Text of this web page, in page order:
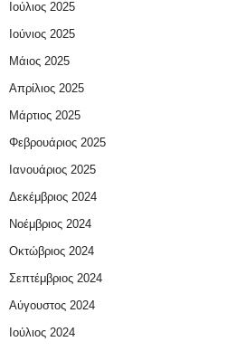
Ιούλιος 2025
Ιούνιος 2025
Μάιος 2025
Απρίλιος 2025
Μάρτιος 2025
Φεβρουάριος 2025
Ιανουάριος 2025
Δεκέμβριος 2024
Νοέμβριος 2024
Οκτώβριος 2024
Σεπτέμβριος 2024
Αύγουστος 2024
Ιούλιος 2024